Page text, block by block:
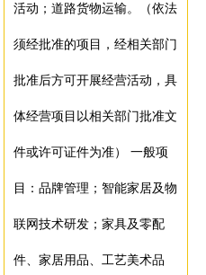
活动；道路货物运输。（依法
须经批准的项目，经相关部门
批准后方可开展经营活动，具
体经营项目以相关部门批准文
件或许可证件为准） 一般项
目：品牌管理；智能家居及物
联网技术研发；家具及零配
件、家居用品、工艺美术品